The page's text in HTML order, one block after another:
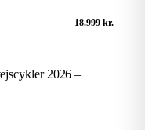
18.999 kr.
2026 –